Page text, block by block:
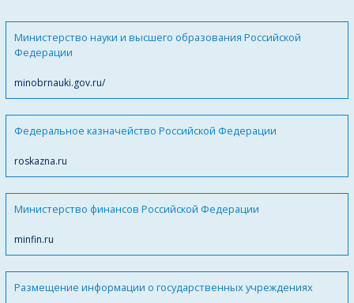
Министерство науки и высшего образования Российской
Федерации
minobrnauki.gov.ru/
Федеральное казначейство Российской Федерации
roskazna.ru
Министерство финансов Российской Федерации
minfin.ru
Размещение информации о государственных учреждениях